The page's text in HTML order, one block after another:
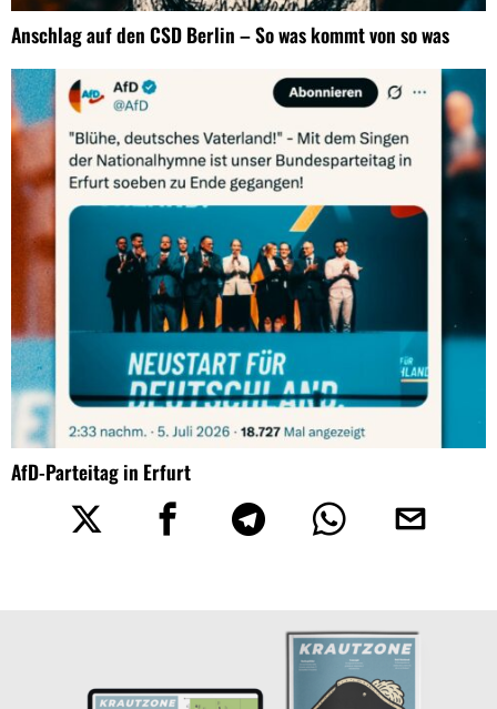
Anschlag auf den CSD Berlin – So was kommt von so was
AfD-Parteitag in Erfurt